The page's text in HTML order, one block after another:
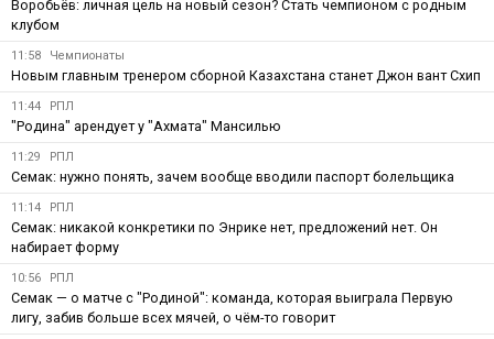
Воробьёв: личная цель на новый сезон? Стать чемпионом с родным
клубом
11:58 Чемпионаты
Новым главным тренером сборной Казахстана станет Джон вант Схип
11:44 РПЛ
"Родина" арендует у "Ахмата" Мансилью
11:29 РПЛ
Семак: нужно понять, зачем вообще вводили паспорт болельщика
11:14 РПЛ
Семак: никакой конкретики по Энрике нет, предложений нет. Он
набирает форму
10:56 РПЛ
Семак — о матче с "Родиной": команда, которая выиграла Первую
лигу, забив больше всех мячей, о чём-то говорит